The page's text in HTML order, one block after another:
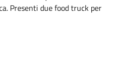
Presenti due food truck per